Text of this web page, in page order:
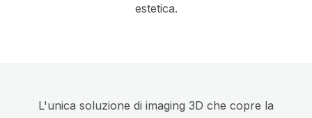
estetica.
L'unica soluzione di imaging 3D che copre la